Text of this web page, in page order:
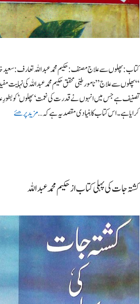
کتاب: پھلوں سے علاج مصنف: حکیم محمد عبداللہ تعارف:
“پھلوں سے علاج” نامور طبی محقق حکیم محمد عبداللہ کی نہایت
تصنیف ہے جس میں انہوں نے قدرت کی نعمت ‘پھلوں’ کو بطورِ
کرایا ہے۔ اس کتاب کا بنیادی مقصد یہ ہے کہ …مزید پرھئے
کشتہ جات کی پہلی کتاب از حکیم محمدعبداللہ